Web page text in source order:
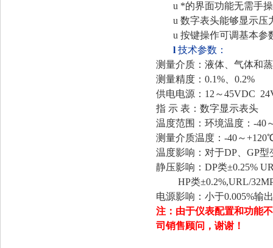
u *的界面功能无需手
u 数字表头能够显示压
u 按键操作可调基本参
l 技术参数：
测量介质：液体、气体和
测量精度：0.1%、
供电电源：12～45VDC
指 示 表：数字显示表头
温度范围：环境温度：-40
测量介质温度：-40～
温度影响：对于DP、GP
静压影响：DP类±0.25%
HP类±0.2%,URL/
电源影响：小于0.005%输
注：由于仪表配置和功能
司销售顾问， 谢谢！